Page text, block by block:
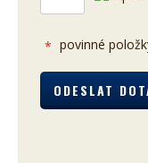
* povinné